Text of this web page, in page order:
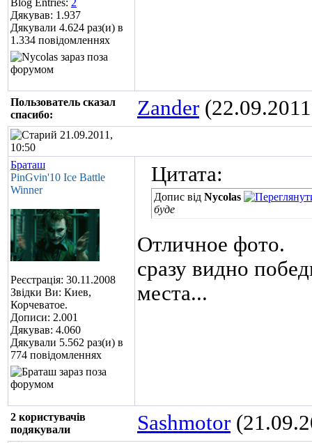
Blog Entries: 2
Дякував: 1.937
Дякували 4.624 раз(и) в
1.334 повідомленнях
Пользователь сказал
cпасибо:
Zander
21.09.2011,
10:50
Браташ
PinGvin'10 Ice Battle
Winner
Реєстрація: 30.11.2008
Звідки Ви: Киев,
Корчеватое.
Дописи: 2.001
Дякував: 4.060
Дякували 5.562 раз(и) в
774 повідомленнях
Цитата:
Допис від Nycolas
буде
Отличное фото.
сразу видно
места...
2 користувачів
подякували
Sashmotor